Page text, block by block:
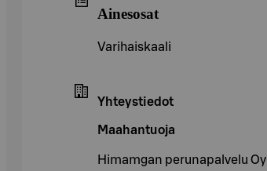
Ainesosat
Varihaiskaali
Yhteystiedot
Maahantuoja
Himamgan perunapalvelu Oy